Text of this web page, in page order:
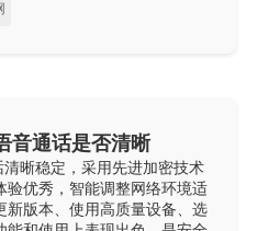
音通话是否清晰
晰稳定，采用先进加密技术
验优秀，智能调整网络环境适
新版本、使用高质量设备、选